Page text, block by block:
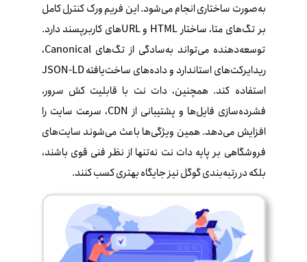
به‌صورت ساختاری انجام می‌شود. این فریم‌ ورک کنترل کامل
بر تگ‌های متا، ساختار HTML و URLهای کاربرپسند دارد.
توسعه‌دهنده می‌تواند به‌سادگی از تگ‌های Canonical،
ریدایرکت‌های استاندارد و داده‌های ساخت‌یافته JSON-LD
استفاده کند. همچنین، دات‌ نت با قابلیت کش سرور،
فشرده‌سازی فایل‌ها و پشتیبانی از CDN، سرعت سایت را
افزایش می‌دهد. همین ویژگی‌ها باعث می‌شوند سایت‌های
فروشگاهی بر پایه دات‌ نت نه‌تنها از نظر فنی قوی باشند،
بلکه در رتبه‌بندی گوگل نیز جایگاه بهتری کسب کنند.